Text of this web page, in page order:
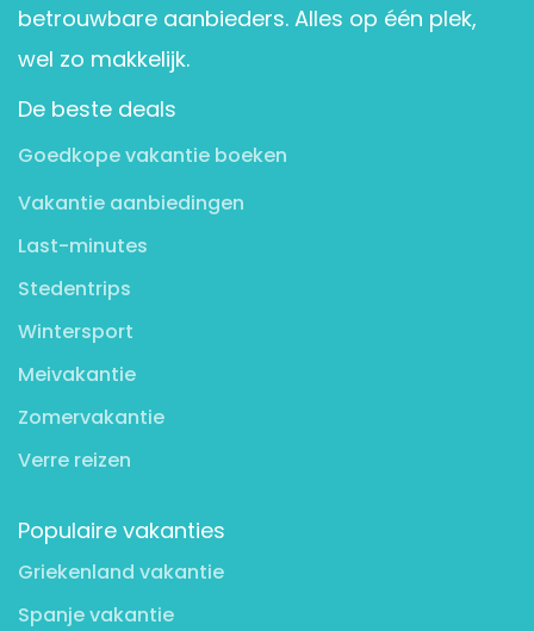
betrouwbare aanbieders. Alles op één plek,
wel zo makkelijk.
De beste deals
Goedkope vakantie boeken
Vakantie aanbiedingen
Last-minutes
Stedentrips
Wintersport
Meivakantie
Zomervakantie
Verre reizen
Populaire vakanties
Griekenland vakantie
Spanje vakantie